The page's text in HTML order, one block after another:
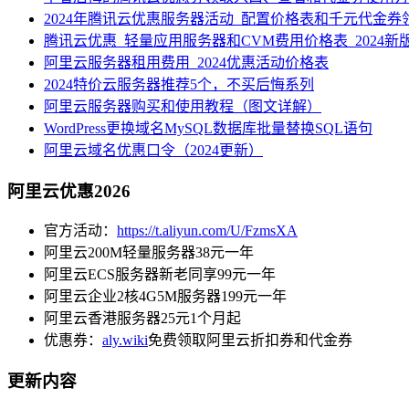
2024年腾讯云优惠服务器活动_配置价格表和千元代金券
腾讯云优惠_轻量应用服务器和CVM费用价格表_2024新
阿里云服务器租用费用_2024优惠活动价格表
2024特价云服务器推荐5个，不买后悔系列
阿里云服务器购买和使用教程（图文详解）
WordPress更换域名MySQL数据库批量替换SQL语句
阿里云域名优惠口令（2024更新）
阿里云优惠2026
官方活动： https://t.aliyun.com/U/FzmsXA
阿里云200M轻量服务器38元一年
阿里云ECS服务器新老同享99元一年
阿里云企业2核4G5M服务器199元一年
阿里云香港服务器25元1个月起
优惠券： aly.wiki免费领取阿里云折扣券和代金券
更新内容